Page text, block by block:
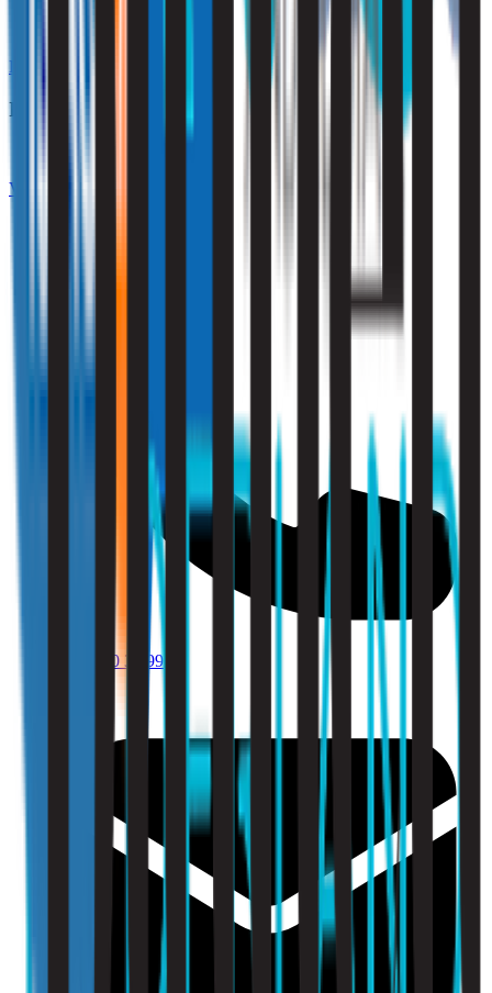
Klik hier
Ik ben zakelijk
Vraag een offerte aan
010 - 220 34 99